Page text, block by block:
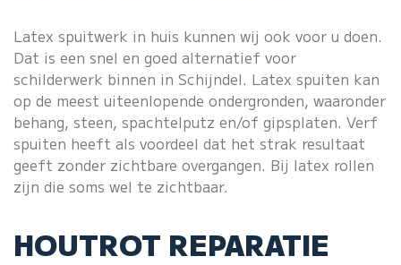
Latex spuitwerk in huis kunnen wij ook voor u doen.
Dat is een snel en goed alternatief voor
schilderwerk binnen in Schijndel. Latex spuiten kan
op de meest uiteenlopende ondergronden, waaronder
behang, steen, spachtelputz en/of gipsplaten. Verf
spuiten heeft als voordeel dat het strak resultaat
geeft zonder zichtbare overgangen. Bij latex rollen
zijn die soms wel te zichtbaar.
HOUTROT REPARATIE